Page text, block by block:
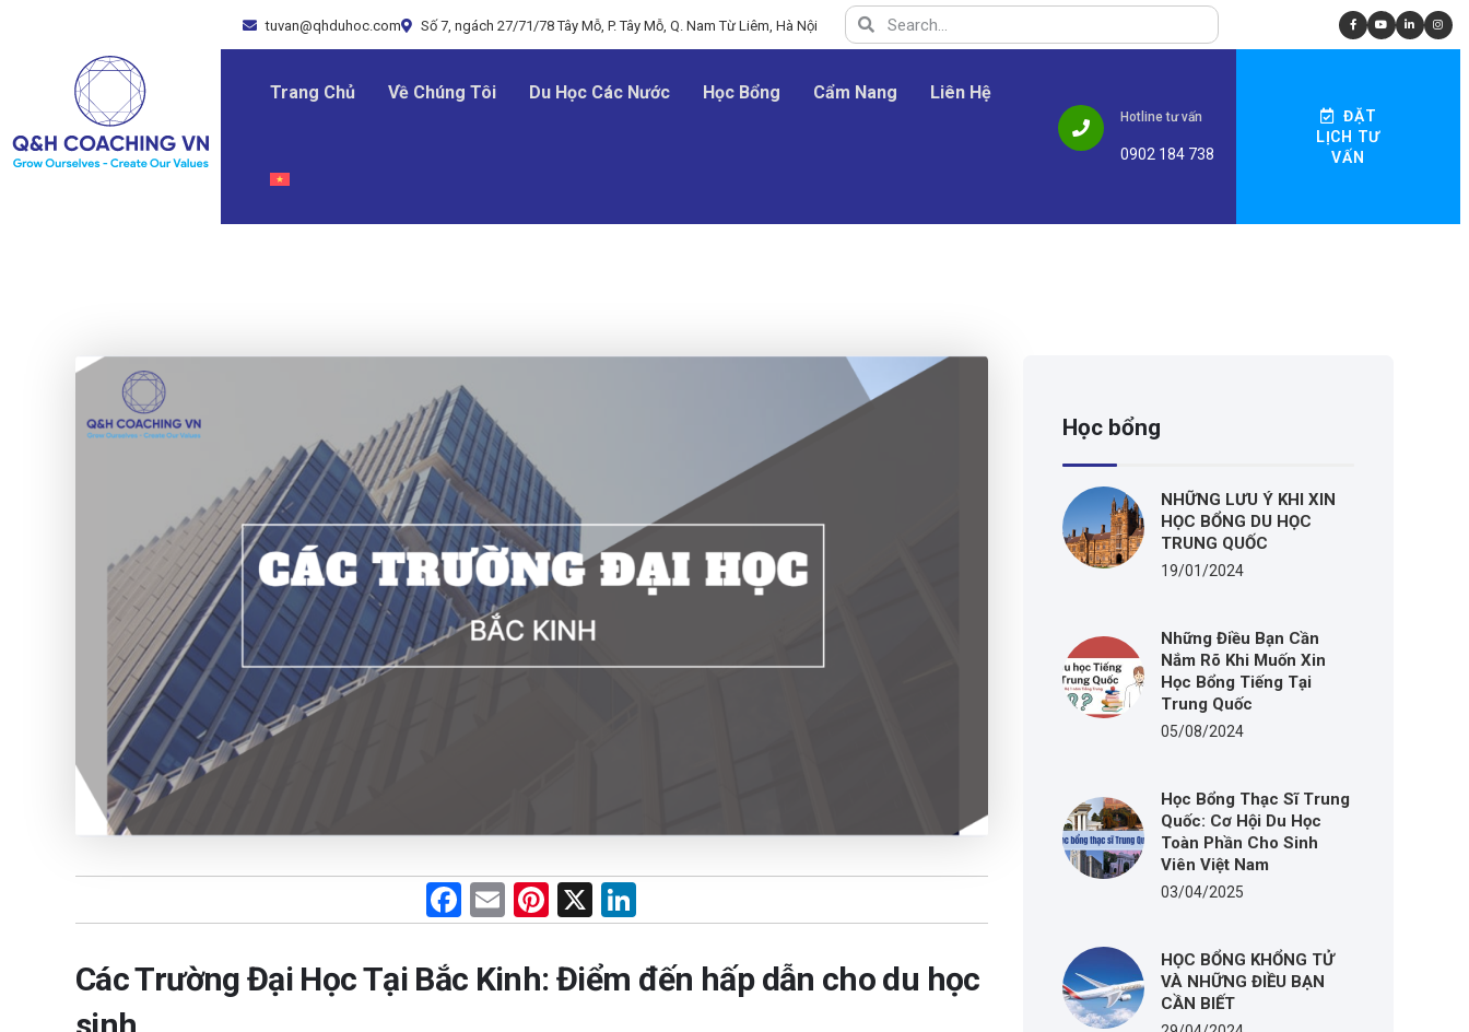
tuvan@qhduhoc.com Số 7, ngách 27/71/78 Tây Mỗ, P. Tây Mỗ, Q. Nam Từ Liêm, Hà Nội
Trang Chủ Về Chúng Tôi Du Học Các Nước Học Bổng Cẩm Nang Liên Hệ
Hotline tư vấn
0902 184 738
ĐẶT
LỊCH TƯ
VẤN
F
a
ce
b
E
m
ail
Pi
nt
er
es
X
n
ke
dI
Các Trường Đại Học Tại Bắc Kinh: Điểm đến hấp dẫn cho du học
Học bổng
NHỮNG LƯU Ý KHI XIN
HỌC BỔNG DU HỌC
TRUNG QUỐC
19/01/2024
Những Điều Bạn Cần
Nắm Rõ Khi Muốn Xin
Học Bổng Tiếng Tại
Trung Quốc
05/08/2024
Học Bổng Thạc Sĩ Trung
Quốc: Cơ Hội Du Học
Toàn Phần Cho Sinh
Viên Việt Nam
03/04/2025
HỌC BỔNG KHỔNG TỬ
VÀ NHỮNG ĐIỀU BẠN
CẦN BIẾT